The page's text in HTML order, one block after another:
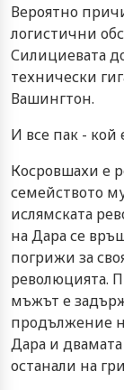
Вероятно
логистични
Силициевата
технически
Вашингтон.
И все пак - кой
Косровшахи е
семейството
ислямската
на Дара се
погрижи за
революцията.
мъжът е
продължение
Дара и
останали на